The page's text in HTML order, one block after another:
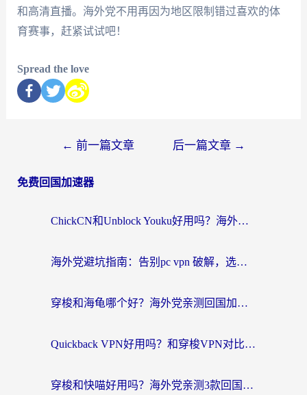
和高清直播。海外党不用再因为地区限制错过喜欢的体
育赛事，赶紧试试吧！
Spread the love
← 前一篇文章 后一篇文章 →
免费回国加速器
ChickCN和Unblock Youku好用吗？海外党亲测3款回国加速器，附iOS免费选择指南
海外党避坑指南：告别pc vpn 破解，选对回国加速器轻松访问国内资源
穿梭和海龟哪个好？海外党亲测回国加速器，附电脑免费VPN推荐
Quickback VPN好用吗？和穿梭VPN对比哪个回国效果更好？海外党必看的真实测评与选择指南
穿梭和快喵好用吗？海外党亲测3款回国加速器，附日本回国VPN避坑指南